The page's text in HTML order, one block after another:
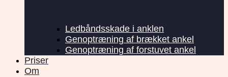
Ledbåndsskade i anklen
Genoptræning af brækket ankel
Genoptræning af forstuvet ankel
Priser
Om